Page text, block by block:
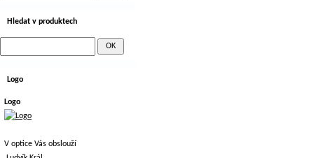
Hledat v produktech
Logo
Logo
V optice Vás obslouží